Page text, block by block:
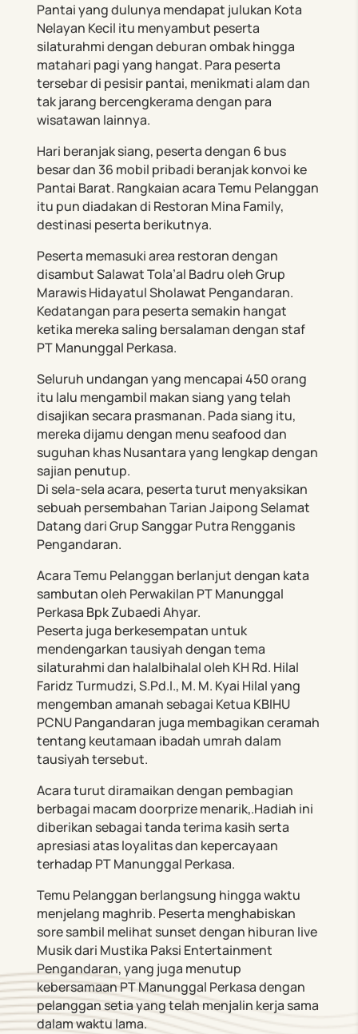
Pantai yang dulunya mendapat julukan Kota
Nelayan Kecil itu menyambut peserta
silaturahmi dengan deburan ombak hingga
matahari pagi yang hangat. Para peserta
tersebar di pesisir pantai, menikmati alam dan
tak jarang bercengkerama dengan para
wisatawan lainnya.
Hari beranjak siang, peserta dengan 6 bus
besar dan 36 mobil pribadi beranjak konvoi ke
Pantai Barat. Rangkaian acara Temu Pelanggan
itu pun diadakan di Restoran Mina Family,
destinasi peserta berikutnya.
Peserta memasuki area restoran dengan
disambut Salawat Tola’al Badru oleh Grup
Marawis Hidayatul Sholawat Pengandaran.
Kedatangan para peserta semakin hangat
ketika mereka saling bersalaman dengan staf
PT Manunggal Perkasa.
Seluruh undangan yang mencapai 450 orang
itu lalu mengambil makan siang yang telah
disajikan secara prasmanan. Pada siang itu,
mereka dijamu dengan menu seafood dan
suguhan khas Nusantara yang lengkap dengan
sajian penutup.
Di sela-sela acara, peserta turut menyaksikan
sebuah persembahan Tarian Jaipong Selamat
Datang dari Grup Sanggar Putra Rengganis
Pengandaran.
Acara Temu Pelanggan berlanjut dengan kata
sambutan oleh Perwakilan PT Manunggal
Perkasa Bpk Zubaedi Ahyar.
Peserta juga berkesempatan untuk
mendengarkan tausiyah dengan tema
silaturahmi dan halalbihalal oleh KH Rd. Hilal
Faridz Turmudzi, S.Pd.I., M. M. Kyai Hilal yang
mengemban amanah sebagai Ketua KBIHU
PCNU Pangandaran juga membagikan ceramah
tentang keutamaan ibadah umrah dalam
tausiyah tersebut.
Acara turut diramaikan dengan pembagian
berbagai macam doorprize menarik,.Hadiah ini
diberikan sebagai tanda terima kasih serta
apresiasi atas loyalitas dan kepercayaan
terhadap PT Manunggal Perkasa.
Temu Pelanggan berlangsung hingga waktu
menjelang maghrib. Peserta menghabiskan
sore sambil melihat sunset dengan hiburan live
Musik dari Mustika Paksi Entertainment
Pengandaran, yang juga menutup
kebersamaan PT Manunggal Perkasa dengan
pelanggan setia yang telah menjalin kerja sama
dalam waktu lama.